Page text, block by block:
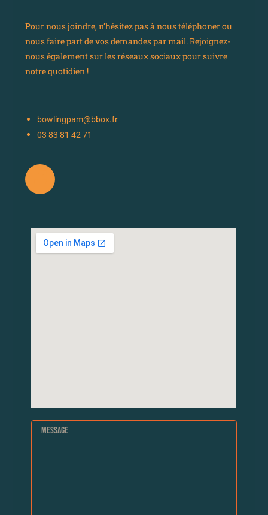
Pour nous joindre, n’hésitez pas à nous téléphoner ou
nous faire part de vos demandes par mail. Rejoignez-
nous également sur les réseaux sociaux pour suivre
notre quotidien !
bowlingpam@bbox.fr
03 83 81 42 71